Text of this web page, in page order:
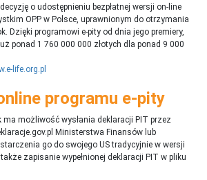
o udostępnieniu bezpłatnej wersji on-line
OPP w Polsce, uprawnionym do otrzymania
Dzięki programowi e-pity od dnia jego premiery,
ponad 1 760 000 000 złotych dla ponad 9 000
life.org.pl
programu e-pity
ma możliwość wysłania deklaracji PIT przez
Ministerstwa Finansów lub
go do swojego US tradycyjnie w wersji
zapisanie wypełnionej deklaracji PIT w pliku